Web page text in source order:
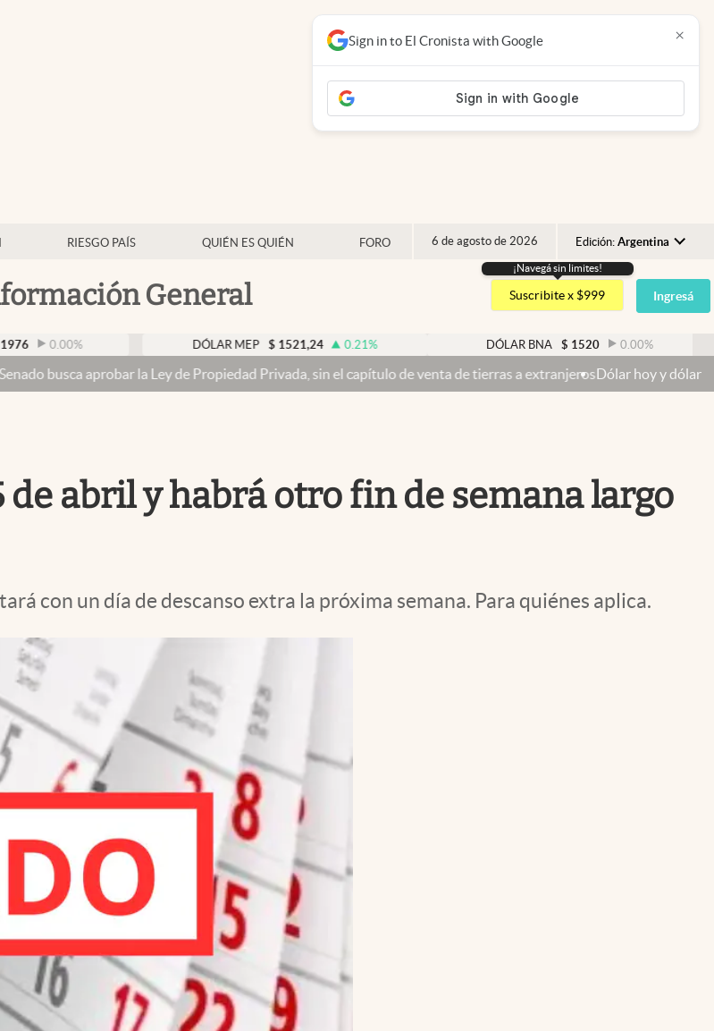
RIESGO PAÍS QUIÉN ES QUIÉN FORO 6 de agosto de 2026 Edición: Argentina
Argentina
España
USA
Colombia
General
¡Navegá sin limites!
Suscribite x $999 Ingresá
% DÓLAR MEP $ 1521,24 0.21% DÓLAR BNA $ 1520 0.00%
la Ley de Propiedad Privada, sin el capítulo de venta de tierras a extranjerosDólar hoy y dólar blue hoy: cuál
Sign in to El Cronista with Google ×
abril y habrá otro fin de semana largo
con un día de descanso extra la próxima semana. Para quiénes aplica.